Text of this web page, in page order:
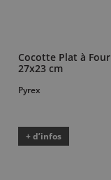
Cocotte Plat à
27x23 cm
Pyrex
+ d’infos